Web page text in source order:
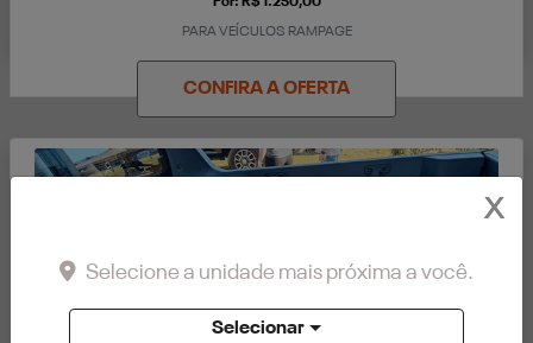
PARA VEÍCULOS RAMPAGE
CONFIRA A OFERTA
X
Selecione a unidade mais próxima a você.
Selecionar